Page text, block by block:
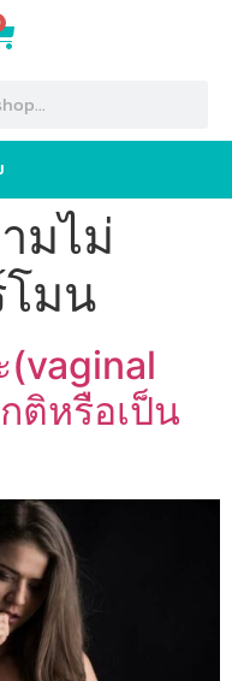
มไม่
มน
(vaginal
ติหรือเป็น